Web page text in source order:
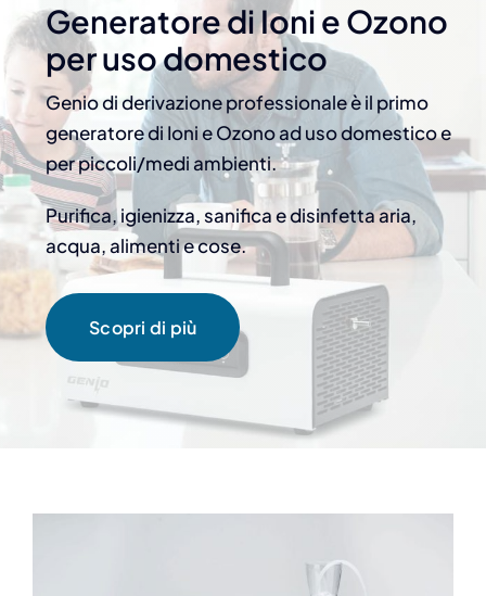
Generatore di Ioni e Ozono
per uso domestico
Genio di derivazione professionale è il primo
generatore di Ioni e Ozono ad uso domestico e
per piccoli/medi ambienti.
Purifica, igienizza, sanifica e disinfetta aria,
acqua, alimenti e cose.
Scopri di più